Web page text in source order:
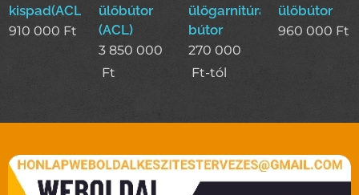
kispad(ACL)
910 000 Ft
ülőbútor
(ACL)
3 850 000
Ft
ülőgarnitúra
bútor
270 000
Ft-tól
ülőbútor
960 000 Ft